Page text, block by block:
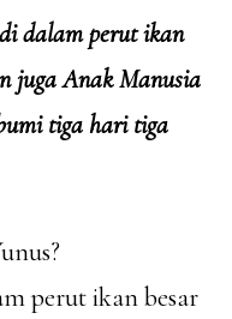
dalam perut ikan
juga Anak Manusia
tiga hari tiga
perut ikan besar